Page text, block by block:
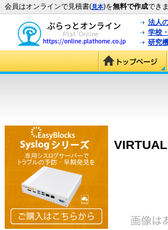
会員はオンラインで見積書(見本)を無料で作成でき
法人
学校
研究